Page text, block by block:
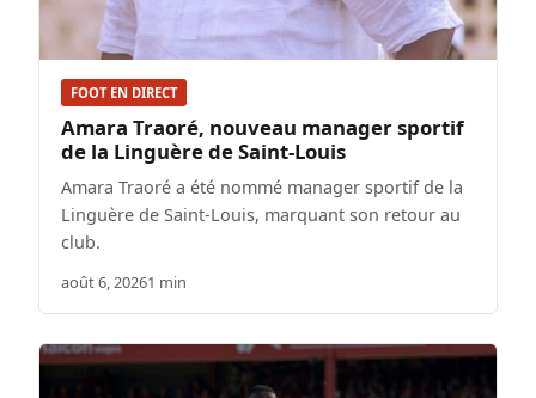
FOOT EN DIRECT
Amara Traoré, nouveau manager sportif
de la Linguère de Saint-Louis
Amara Traoré a été nommé manager sportif de la
Linguère de Saint-Louis, marquant son retour au
club.
août 6, 20261 min